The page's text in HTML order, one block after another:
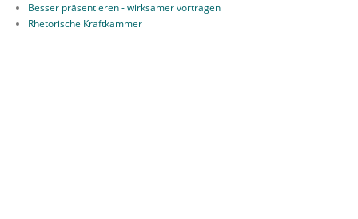
Besser präsentieren - wirksamer vortragen
Rhetorische Kraftkammer